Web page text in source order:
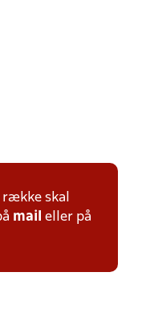
skal
mail eller på